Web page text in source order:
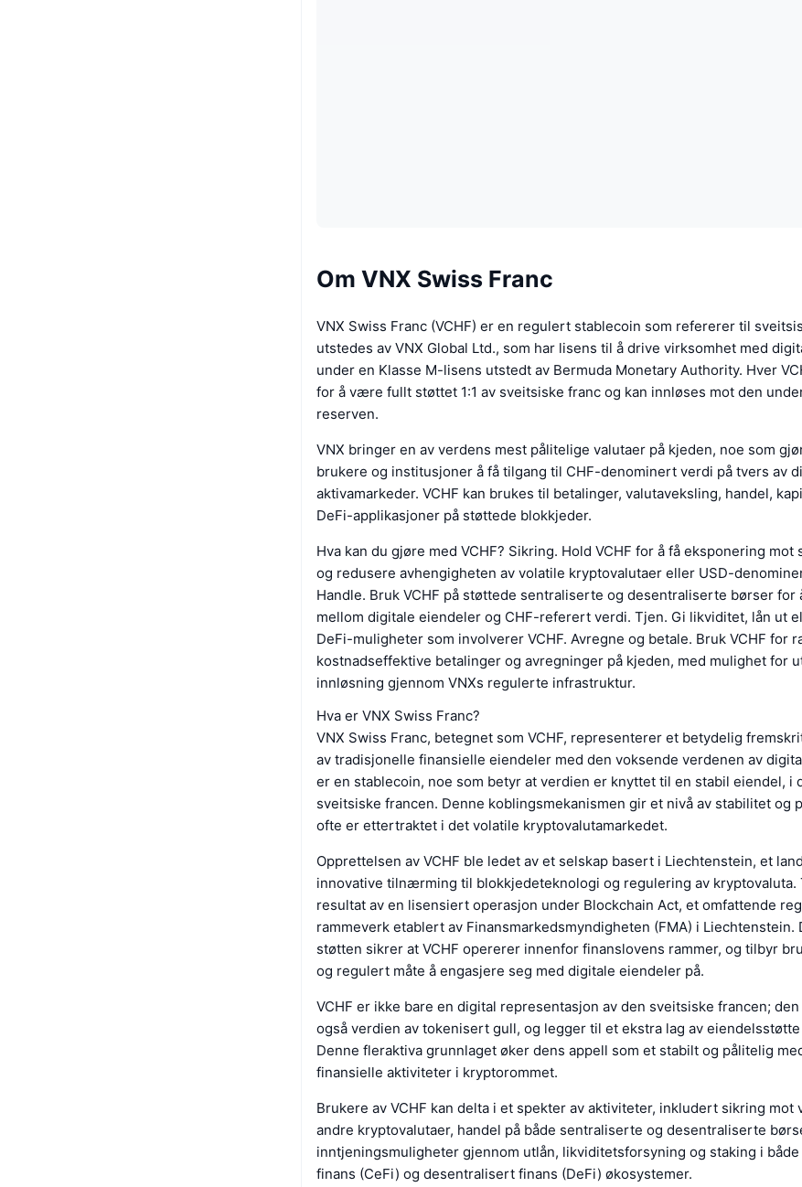
Om VNX Swiss Franc
VNX Swiss Franc (VCHF) er en regulert stablecoin som refererer til
utstedes av VNX Global Ltd., som har lisens til å drive virksomhet med
under en Klasse M-lisens utstedt av Bermuda Monetary Authority. Hver
for å være fullt støttet 1:1 av sveitsiske franc og kan innløses mot den
reserven.
VNX bringer en av verdens mest pålitelige valutaer på kjeden, noe som
brukere og institusjoner å få tilgang til CHF-denominert verdi på tvers av
aktivamarkeder. VCHF kan brukes til betalinger, valutaveksling, handel,
DeFi-applikasjoner på støttede blokkjeder.
Hva kan du gjøre med VCHF? Sikring. Hold VCHF for å få eksponering mot
og redusere avhengigheten av volatile kryptovalutaer eller USD-
Handle. Bruk VCHF på støttede sentraliserte og desentraliserte børser for
mellom digitale eiendeler og CHF-referert verdi. Tjen. Gi likviditet, lån ut
DeFi-muligheter som involverer VCHF. Avregne og betale. Bruk VCHF for
kostnadseffektive betalinger og avregninger på kjeden, med mulighet for
innløsning gjennom VNXs regulerte infrastruktur.
Hva er VNX Swiss Franc?
VNX Swiss Franc, betegnet som VCHF, representerer et betydelig
av tradisjonelle finansielle eiendeler med den voksende verdenen av
er en stablecoin, noe som betyr at verdien er knyttet til en stabil eiendel, i
sveitsiske francen. Denne koblingsmekanismen gir et nivå av stabilitet og
ofte er ettertraktet i det volatile kryptovalutamarkedet.
Opprettelsen av VCHF ble ledet av et selskap basert i Liechtenstein, et
innovative tilnærming til blokkjedeteknologi og regulering av kryptovaluta.
resultat av en lisensiert operasjon under Blockchain Act, et omfattende
rammeverk etablert av Finansmarkedsmyndigheten (FMA) i Liechtenstein.
støtten sikrer at VCHF opererer innenfor finanslovens rammer, og tilbyr
og regulert måte å engasjere seg med digitale eiendeler på.
VCHF er ikke bare en digital representasjon av den sveitsiske francen;
også verdien av tokenisert gull, og legger til et ekstra lag av
Denne fleraktiva grunnlaget øker dens appell som et stabilt og pålitelig
finansielle aktiviteter i kryptorommet.
Brukere av VCHF kan delta i et spekter av aktiviteter, inkludert sikring mot
andre kryptovalutaer, handel på både sentraliserte og desentraliserte
inntjeningsmuligheter gjennom utlån, likviditetsforsyning og staking i
finans (CeFi) og desentralisert finans (DeFi) økosystemer.